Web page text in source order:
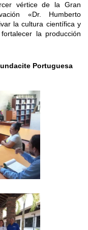
vértice de la Gran
«Dr. Humberto
la cultura científica y
la producción
Portuguesa